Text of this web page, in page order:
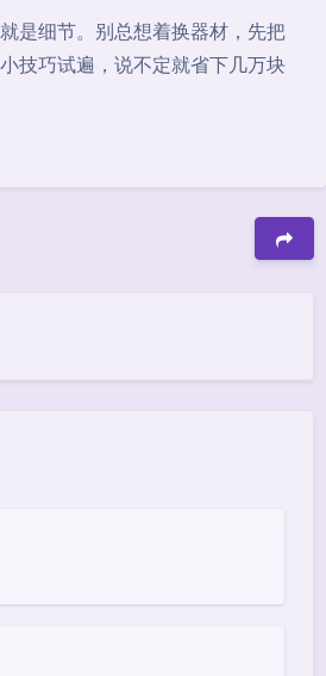
是细节。别总想着换器材，先把
技巧试遍，说不定就省下几万块